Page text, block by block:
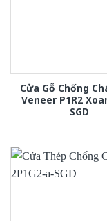
Cửa Gỗ Chống
Veneer P1R2
SGD